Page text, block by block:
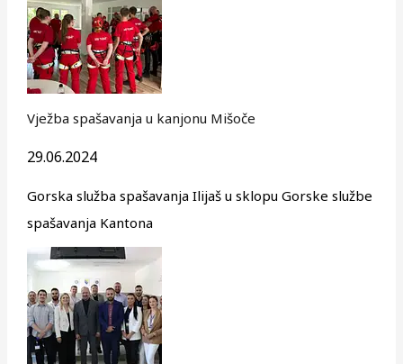
Vježba spašavanja u kanjonu Mišoče
29.06.2024
Gorska služba spašavanja Ilijaš u sklopu Gorske službe
spašavanja Kantona